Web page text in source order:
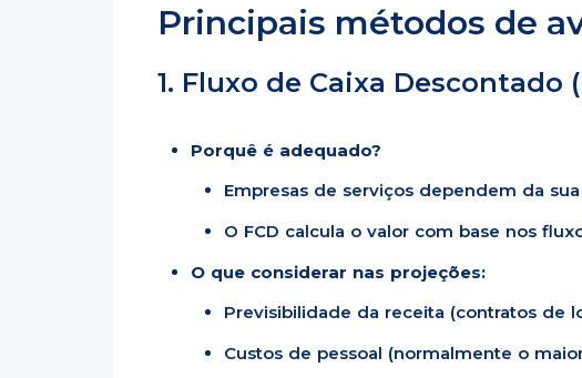
Principais métodos de
1. Fluxo de Caixa Descontado
Porquê é adequado?
Empresas de serviços dependem da
O FCD calcula o valor com base nos
O que considerar nas projeções:
Previsibilidade da receita (contratos de
Custos de pessoal (normalmente o